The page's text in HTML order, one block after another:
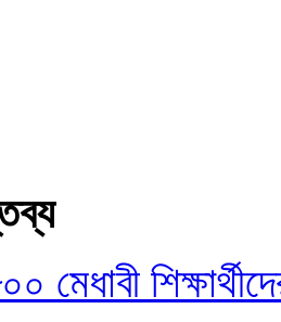
মেধাবী